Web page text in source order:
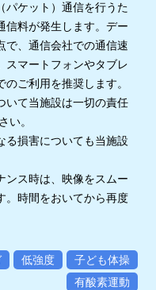
ケット）通信を行うた
信料が発生します。デー
で、通信会社での通信速
スマートフォンやタブレ
ご利用を推奨します。
いて当施設は一切の責任
い。
損害についても当施設
ス時は、映像をスムー
。時間をおいてから再度
低強度
子ども体操
有酸素運動